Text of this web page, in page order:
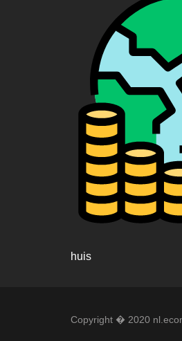
huis
Copyright � 2020